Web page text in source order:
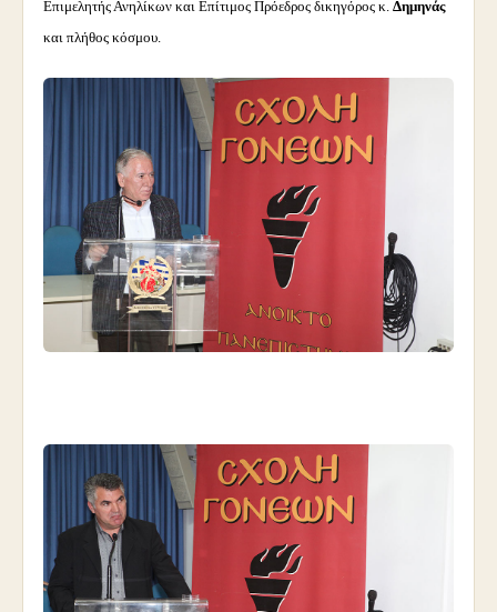
Επιμελητής Ανηλίκων και Επίτιμος Πρόεδρος δικηγόρος κ. Δημηνάς
και πλήθος κόσμου.